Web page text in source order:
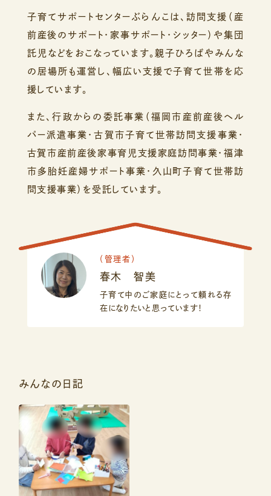
子育てサポートセンターぶらんこは、訪問支援（産
前産後のサポート・家事サポート・シッター）や集団
託児などをおこなっています。親子ひろばやみんな
の居場所も運営し、幅広い支援で子育て世帯を応
援しています。
また、行政からの委託事業（福岡市産前産後ヘル
パー派遣事業・古賀市子育て世帯訪問支援事業・
古賀市産前産後家事育児支援家庭訪問事業・福津
市多胎妊産婦サポート事業・久山町子育て世帯訪
問支援事業）を受託しています。
（ 管理者 ）
春木 智美
子育て中のご家庭にとって頼れる存
在になりたいと思っています！
みんなの日記